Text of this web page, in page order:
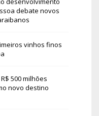
debate novos
vinhos finos
500 milhões
novo destino